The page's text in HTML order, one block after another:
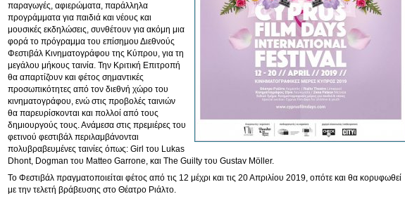
παραγωγές, αφιερώματα, παράλληλα
προγράμματα για παιδιά και νέους και
μουσικές εκδηλώσεις, συνθέτουν για ακόμη μια
φορά το πρόγραμμα του επίσημου Διεθνούς
Φεστιβάλ Κινηματογράφου της Κύπρου, για τη
μεγάλου μήκους ταινία. Την Κριτική Επιτροπή
θα απαρτίζουν και φέτος σημαντικές
προσωπικότητες από τον διεθνή χώρο του
κινηματογράφου, ενώ στις προβολές ταινιών
θα παρευρίσκονται και πολλοί από τους
δημιουργούς τους. Ανάμεσα στις πρεμιέρες του
φετινού φεστιβάλ περιλαμβάνονται
πολυβραβευμένες ταινίες όπως: Girl του Lukas
Dhont, Dogman του Matteo Garrone, και The Guilty του Gustav Möller.
Το Φεστιβάλ πραγματοποιείται φέτος από τις 12 μέχρι και τις 20 Απριλίου 2019, οπότε και θα κορυφωθεί
με την τελετή βράβευσης στο Θέατρο Ριάλτο.